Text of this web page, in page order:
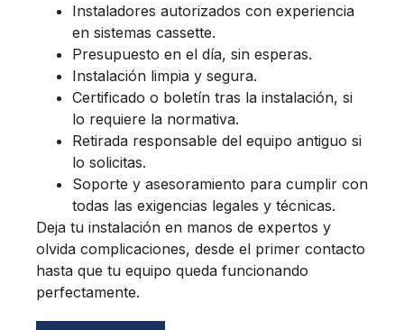
Instaladores autorizados con experiencia
en sistemas cassette.
Presupuesto en el día, sin esperas.
Instalación limpia y segura.
Certificado o boletín tras la instalación, si
lo requiere la normativa.
Retirada responsable del equipo antiguo si
lo solicitas.
Soporte y asesoramiento para cumplir con
todas las exigencias legales y técnicas.
Deja tu instalación en manos de expertos y
olvida complicaciones, desde el primer contacto
hasta que tu equipo queda funcionando
perfectamente.